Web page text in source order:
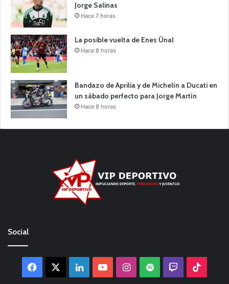
Jorge Salinas
Hace 7 horas
La posible vuelta de Enes Ünal
Hace 8 horas
Bandazo de Aprilia y de Michelín a Ducati en
un sábado perfecto para Jorge Martín
Hace 8 horas
Social
Facebook LinkedInYouTubeInstagram
Spotify Twitch